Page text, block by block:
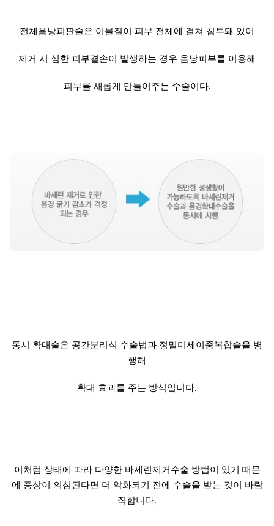
전체음낭피판술은 이물질이 피부 전체에 걸쳐 침투돼 있어
제거 시 심한 피부결손이 발생하는 경우 음낭피부를 이용해
피부를 새롭게 만들어주는 수술이다.
동시 확대술은 공간분리식 수술법과 정밀미세이중복합술을 병
행해
확대 효과를 주는 방식입니다.
이처럼 상태에 따라 다양한 바세린제거수술 방법이 있기 때문
에 증상이 의심된다면 더 악화되기 전에 수술을 받는 것이 바람
직합니다.